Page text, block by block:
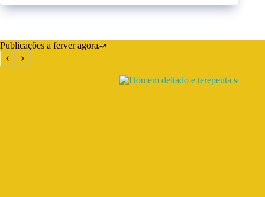
Publicações a ferver agora